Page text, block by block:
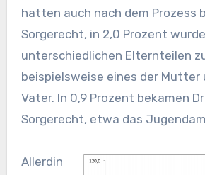
hatten auch nach dem Prozess
Sorgerecht, in 2,0 Prozent
unterschiedlichen Elternteilen
beispielsweise eines der Mutter
Vater. In 0,9 Prozent bekamen
Sorgerecht, etwa das
Allerdin